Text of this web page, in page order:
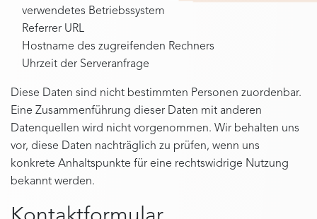
verwendetes Betriebssystem
Referrer URL
Hostname des zugreifenden Rechners
Uhrzeit der Serveranfrage
Diese Daten sind nicht bestimmten Personen zuordenbar.
Eine Zusammenführung dieser Daten mit anderen
Datenquellen wird nicht vorgenommen. Wir behalten uns
vor, diese Daten nachträglich zu prüfen, wenn uns
konkrete Anhaltspunkte für eine rechtswidrige Nutzung
bekannt werden.